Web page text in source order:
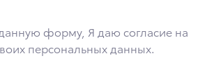
и модели мобильного телефона
идентификатора посетителя
времени и способа для контакта,
форму, Я даю согласие на
персональных данных.